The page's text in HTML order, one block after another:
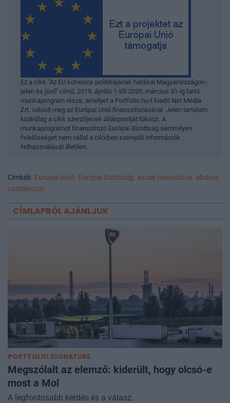
Ez a cikk "Az EU kohéziós politikájának hatásai Magyarországon -
jelen és jövő" című, 2019. április 1-től 2020. március 31-ig tartó
munkaprogram része, amelyet a Portfolio.hu-t kiadó Net Média
Zrt. valósít meg az Európai Unió finanszírozásával. Jelen tartalom
kizárólag a cikk szerzőjének álláspontját tükrözi. A
munkaprogramot finanszírozó Európai Bizottság semmilyen
felelősséget nem vállal a cikkben szereplő információk
felhasználását illetően.
Címkék: Európai Unió, Európai Bizottság, észak-macedónia, albánia,
csatlakozás
CÍMLAPRÓL AJÁNLJUK
PORTFOLIO SIGNATURE
Megszólalt az elemző: kiderült, hogy olcsó-e
most a Mol
A legfontosabb kérdés és a válasz.